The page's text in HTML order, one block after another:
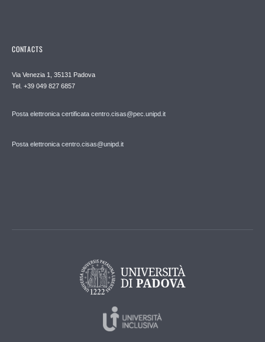
CONTACTS
Via Venezia 1, 35131 Padova
Tel. +39 049 827 6857
Posta elettronica certificata centro.cisas@pec.unipd.it
Posta elettronica centro.cisas@unipd.it